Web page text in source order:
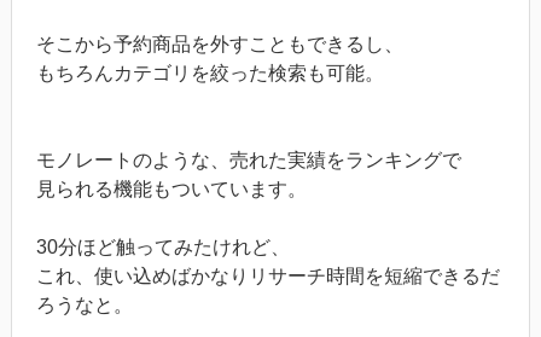
そこから予約商品を外すこともできるし、
もちろんカテゴリを絞った検索も可能。
モノレートのような、売れた実績をランキングで
見られる機能もついています。
30分ほど触ってみたけれど、
これ、使い込めばかなりリサーチ時間を短縮できるだ
ろうなと。